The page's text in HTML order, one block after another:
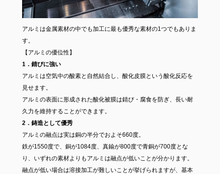
アルミは金属素材の中でも加工に最も優秀な素材の1つでもありま
す。
【アルミの優位性】
1．錆びに強い
アルミは空気中の酸素と自然結合し、酸化皮膜という酸化反応を
見せます。
アルミの表面に形成された酸化被膜は錆び・腐食を防ぎ、長い耐
久力を維持することができます。
2．鋳造として優秀
アルミの融点は実は銅の半分でおよそ660度。
鉄が1550度で、銅が1084度、真鍮が800度で青銅が700度とな
り、いずれの素材よりもアルミは融点が低いことが分かります。
融点が低い場合は溶接加工が難しいことが挙げられますが、基本